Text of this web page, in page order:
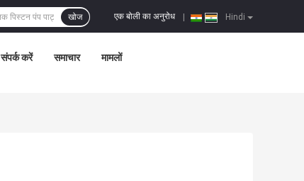
Hindi
एक बोली का अनुरोध
खोज
संपर्क करें समाचार मामलों